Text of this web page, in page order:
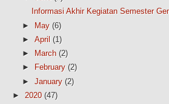
Informasi Akhir Kegiatan Semester
► May (6)
► April (1)
►
March (2)
►
February (2)
► January (2)
► 2020 (47)